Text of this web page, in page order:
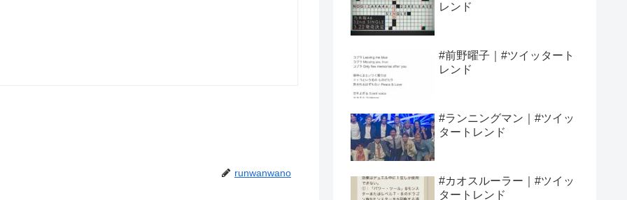
runwanwano
レンド
#前野曜子｜#ツイッタート
レンド
#ランニングマン｜#ツイッ
タートレンド
#カオスルーラー｜#ツイッ
タートレンド